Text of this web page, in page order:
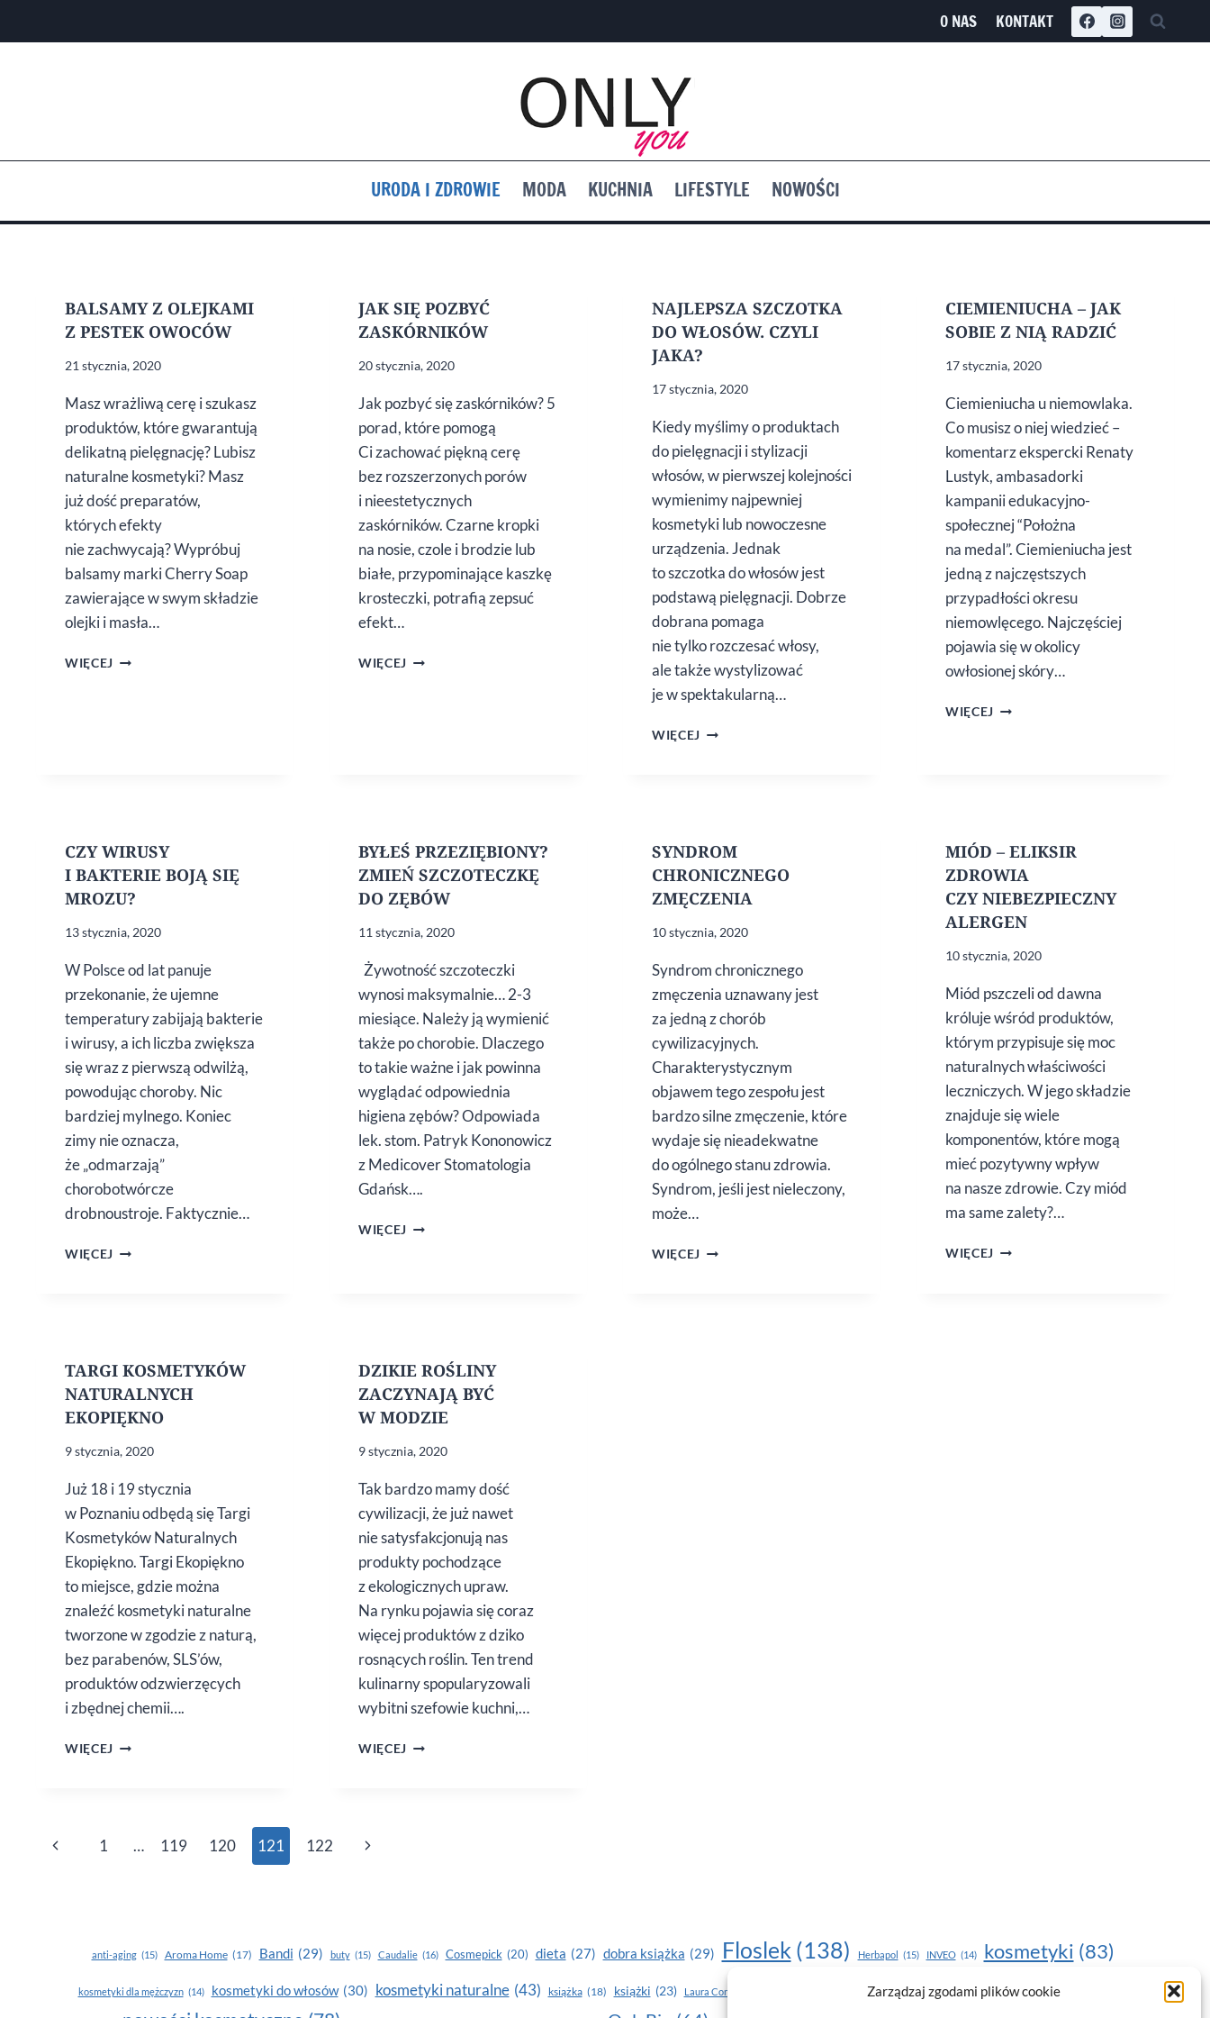
Zarządzaj zgodami plików cookie
O NAS KONTAKT
URODA I ZDROWIE MODA KUCHNIA LIFESTYLE NOWOŚCI
BALSAMY Z OLEJKAMI
Z PESTEK OWOCÓW
21 stycznia, 2020
Masz wrażliwą cerę i szukasz
produktów, które gwarantują
delikatną pielęgnację? Lubisz
naturalne kosmetyki? Masz
już dość preparatów,
których efekty
nie zachwycają? Wypróbuj
balsamy marki Cherry Soap
zawierające w swym składzie
olejki i masła…
WIĘCEJ BALSAMY
JAK SIĘ POZBYĆ
ZASKÓRNIKÓW
20 stycznia, 2020
Jak pozbyć się zaskórników? 5
porad, które pomogą
Ci zachować piękną cerę
bez rozszerzonych porów
i nieestetycznych
zaskórników. Czarne kropki
na nosie, czole i brodzie lub
białe, przypominające kaszkę
krosteczki, potrafią zepsuć
efekt…
WIĘCEJ JAK
NAJLEPSZA SZCZOTKA
DO WŁOSÓW. CZYLI
JAKA?
17 stycznia, 2020
Kiedy myślimy o produktach
do pielęgnacji i stylizacji
włosów, w pierwszej kolejności
wymienimy najpewniej
kosmetyki lub nowoczesne
urządzenia. Jednak
to szczotka do włosów jest
podstawą pielęgnacji. Dobrze
dobrana pomaga
nie tylko rozczesać włosy,
ale także wystylizować
je w spektakularną…
WIĘCEJ NAJLEPSZA
CIEMIENIUCHA – JAK
SOBIE Z NIĄ RADZIĆ
17 stycznia, 2020
Ciemieniucha u niemowlaka.
Co musisz o niej wiedzieć –
komentarz ekspercki Renaty
Lustyk, ambasadorki
kampanii edukacyjno-
społecznej “Położna
na medal”. Ciemieniucha jest
jedną z najczęstszych
przypadłości okresu
niemowlęcego. Najczęściej
pojawia się w okolicy
owłosionej skóry…
WIĘCEJ CIEMIENIUCHA
CZY WIRUSY
I BAKTERIE BOJĄ SIĘ
MROZU?
13 stycznia, 2020
W Polsce od lat panuje
przekonanie, że ujemne
temperatury zabijają bakterie
i wirusy, a ich liczba zwiększa
się wraz z pierwszą odwilżą,
powodując choroby. Nic
bardziej mylnego. Koniec
zimy nie oznacza,
że „odmarzają”
chorobotwórcze
drobnoustroje. Faktycznie…
WIĘCEJ CZY WIRUSY
BYŁEŚ PRZEZIĘBIONY?
ZMIEŃ SZCZOTECZKĘ
DO ZĘBÓW
11 stycznia, 2020
Żywotność szczoteczki
wynosi maksymalnie… 2-3
miesiące. Należy ją wymienić
także po chorobie. Dlaczego
to takie ważne i jak powinna
wyglądać odpowiednia
higiena zębów? Odpowiada
lek. stom. Patryk Kononowicz
z Medicover Stomatologia
Gdańsk….
WIĘCEJ BYŁEŚ
SYNDROM
CHRONICZNEGO
ZMĘCZENIA
10 stycznia, 2020
Syndrom chronicznego
zmęczenia uznawany jest
za jedną z chorób
cywilizacyjnych.
Charakterystycznym
objawem tego zespołu jest
bardzo silne zmęczenie, które
wydaje się nieadekwatne
do ogólnego stanu zdrowia.
Syndrom, jeśli jest nieleczony,
może…
WIĘCEJ SYNDROM
MIÓD – ELIKSIR
ZDROWIA
CZY NIEBEZPIECZNY
ALERGEN
10 stycznia, 2020
Miód pszczeli od dawna
króluje wśród produktów,
którym przypisuje się moc
naturalnych właściwości
leczniczych. W jego składzie
znajduje się wiele
komponentów, które mogą
mieć pozytywny wpływ
na nasze zdrowie. Czy miód
ma same zalety?…
WIĘCEJ MIÓD
TARGI KOSMETYKÓW
NATURALNYCH
EKOPIĘKNO
9 stycznia, 2020
Już 18 i 19 stycznia
w Poznaniu odbędą się Targi
Kosmetyków Naturalnych
Ekopiękno. Targi Ekopiękno
to miejsce, gdzie można
znaleźć kosmetyki naturalne
tworzone w zgodzie z naturą,
bez parabenów, SLS’ów,
produktów odzwierzęcych
i zbędnej chemii….
WIĘCEJ TARGI
DZIKIE ROŚLINY
ZACZYNAJĄ BYĆ
W MODZIE
9 stycznia, 2020
Tak bardzo mamy dość
cywilizacji, że już nawet
nie satysfakcjonują nas
produkty pochodzące
z ekologicznych upraw.
Na rynku pojawia się coraz
więcej produktów z dziko
rosnących roślin. Ten trend
kulinarny spopularyzowali
wybitni szefowie kuchni,…
WIĘCEJ DZIKIE
Nawigacja
Poprzednia
1 … 119 120 121 122
Następna
anti-aging (15) Aroma Home (17) Bandi (29) buty (15) Caudalie (16) Cosmepick (20) dieta (27) dobra książka (29) Floslek (138) Herbapol (15) INVEO (14) kosmetyki (83)
kosmetyki dla mężczyzn (14) kosmetyki do włosów (30) kosmetyki naturalne (43) książka (18) książki (23) Laura Conti moda(187) nawilżanie skóry (22)